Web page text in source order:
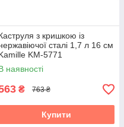
з кришкою із
сталі 1,7 л 16 см
KM-5771
наявності
₴ 763 ₴
Купити